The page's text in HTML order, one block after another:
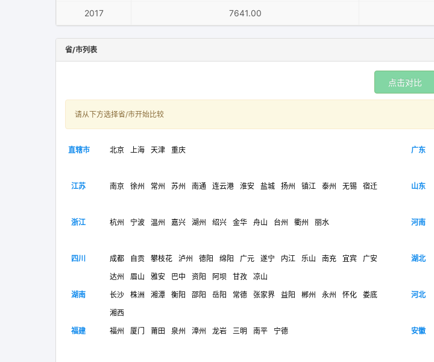
2017 7641.00
省/市列表
点击对比
请从下方选择省/市开始比较
直辖市 北京 上海 天津 重庆 广东
江苏
南京 徐州 常州 苏州 南通 连云港 淮安 盐城 扬州 镇江 泰州 无锡 宿迁 山东
浙江
杭州 宁波 温州 嘉兴 湖州 绍兴 金华 舟山 台州 衢州 丽水 河南
四川
成都 自贡 攀枝花 泸州 德阳 绵阳 广元 遂宁 内江 乐山 南充 宜宾
广安
达州
眉山 雅安 巴中 资阳 阿坝 甘孜 凉山
湖北
湖南
长沙 株洲 湘潭 衡阳 邵阳 岳阳 常德 张家界 益阳 郴州 永州 怀化
娄底
湘西
河北
福建 福州 厦门 莆田 泉州 漳州 龙岩 三明 南平 宁德 安徽